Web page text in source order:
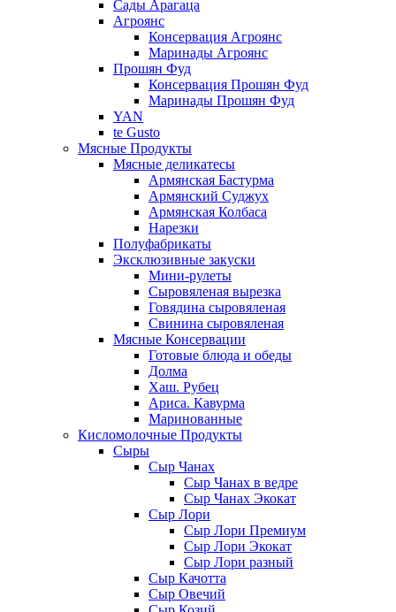
Сады Арагаца
Агроянс
Консервация Агроянс
Маринады Агроянс
Прошян Фуд
Консервация Прошян Фуд
Маринады Прошян Фуд
YAN
te Gusto
Мясные Продукты
Мясные деликатесы
Армянская Бастурма
Армянский Суджух
Армянская Колбаса
Нарезки
Полуфабрикаты
Эксклюзивные закуски
Мини-рулеты
Сыровяленая вырезка
Говядина сыровяленая
Свинина сыровяленая
Мясные Консервации
Готовые блюда и обеды
Долма
Хаш. Рубец
Ариса. Кавурма
Маринованные
Кисломолочные Продукты
Сыры
Сыр Чанах
Сыр Чанах в ведре
Сыр Чанах Экокат
Сыр Лори
Сыр Лори Премиум
Сыр Лори Экокат
Сыр Лори разный
Сыр Качотта
Сыр Овечий